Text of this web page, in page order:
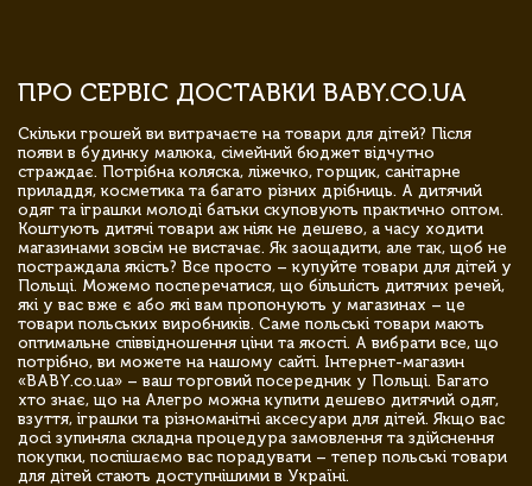
ПРО СЕРВІС ДОСТАВКИ BABY.CO.UA
Скільки грошей ви витрачаєте на товари для дітей? Після
появи в будинку малюка, сімейний бюджет відчутно
страждає. Потрібна коляска, ліжечко, горщик, санітарне
приладдя, косметика та багато різних дрібниць. А дитячий
одяг та іграшки молоді батьки скуповують практично оптом.
Коштують дитячі товари аж ніяк не дешево, а часу ходити
магазинами зовсім не вистачає. Як заощадити, але так, щоб не
постраждала якість? Все просто – купуйте товари для дітей у
Польщі. Можемо посперечатися, що більшість дитячих речей,
які у вас вже є або які вам пропонують у магазинах – це
товари польських виробників. Саме польські товари мають
оптимальне співвідношення ціни та якості. А вибрати все, що
потрібно, ви можете на нашому сайті. Інтернет-магазин
«BABY.co.ua» – ваш торговий посередник у Польщі. Багато
хто знає, що на Алегро можна купити дешево дитячий одяг,
взуття, іграшки та різноманітні аксесуари для дітей. Якщо вас
досі зупиняла складна процедура замовлення та здійснення
покупки, поспішаємо вас порадувати – тепер польські товари
для дітей стають доступнішими в Україні.